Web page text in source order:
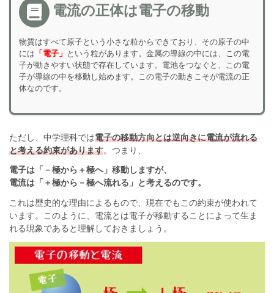
電流の正体は電子の移動
物質はすべて原子という小さな粒からできており、その原子の中
には 「電子」 という粒があります。金属の導線の中には、この電
子が動きやすい状態で存在しています。電池をつなぐと、この電
子が導線の中を移動し始めます。この電子の動きこそが電流の正
体なのです。
ただし、中学理科では電子の移動方向とは逆向きに電流が流れる
と考える約束があります。つまり、
電子は「－極から＋極へ」移動しますが、
電流は「＋極から－極へ流れる」と考えるのです。
これは歴史的な理由によるもので、現在でもこの約束が使われて
います。このように、電流とは電子が移動することによって生ま
れる現象であると理解しておきましょう。